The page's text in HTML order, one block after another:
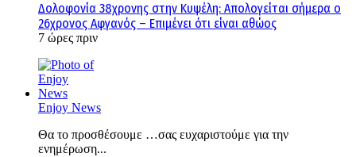
Δολοφονία 38χρονης στην Κυψέλη: Απολογείται σήμερα ο
26χρονος Αφγανός – Επιμένει ότι είναι αθώος
7 ώρες πριν
Enjoy News
Θα το προσθέσουμε …σας ευχαριστούμε για την
ενημέρωση...